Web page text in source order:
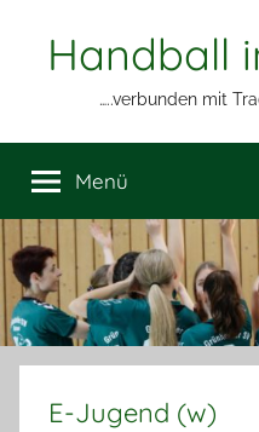
Handball
…..verbunden mit
Menü
E-Jugend (w)